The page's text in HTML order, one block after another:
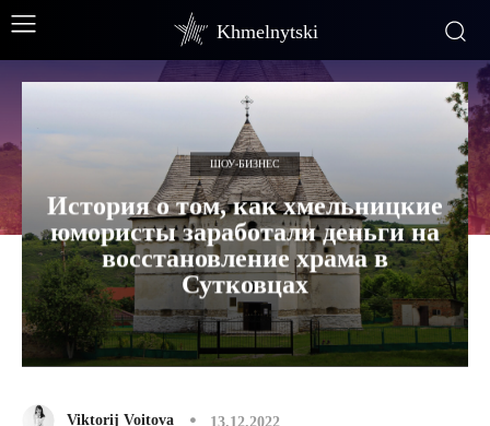
Khmelnytski
ШОУ-БИЗНЕС
История о том, как хмельницкие
юмористы заработали деньги на
восстановление храма в
Сутковцах
Viktorij Voitova 13.12.2022